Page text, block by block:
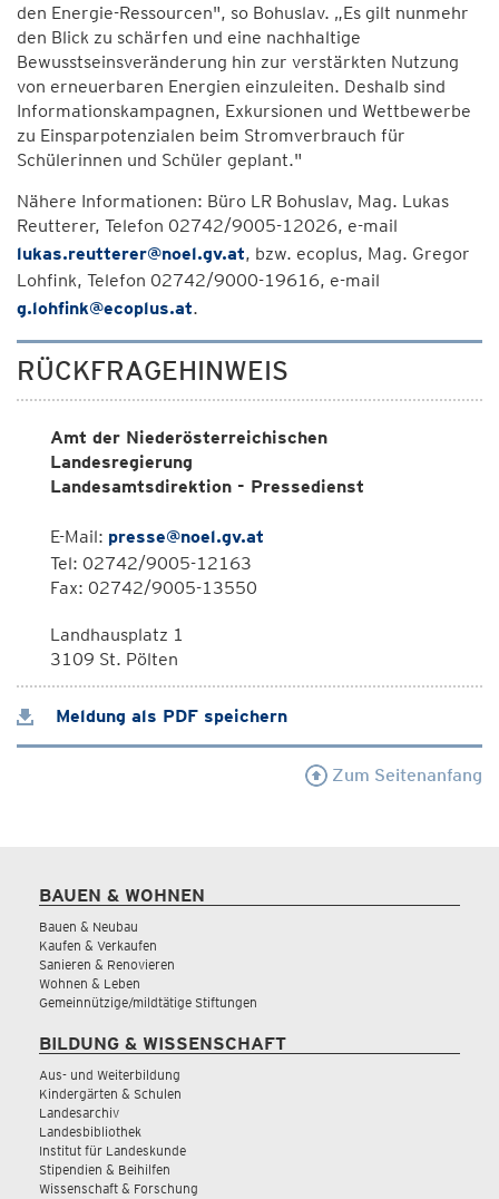
den Energie-Ressourcen", so Bohuslav. „Es gilt nunmehr
den Blick zu schärfen und eine nachhaltige
Bewusstseinsveränderung hin zur verstärkten Nutzung
von erneuerbaren Energien einzuleiten. Deshalb sind
Informationskampagnen, Exkursionen und Wettbewerbe
zu Einsparpotenzialen beim Stromverbrauch für
Schülerinnen und Schüler geplant."
Nähere Informationen: Büro LR Bohuslav, Mag. Lukas
Reutterer, Telefon 02742/9005-12026, e-mail
lukas.reutterer@noel.gv.at, bzw. ecoplus, Mag. Gregor
Lohfink, Telefon 02742/9000-19616, e-mail
g.lohfink@ecoplus.at.
RÜCKFRAGEHINWEIS
Amt der Niederösterreichischen
Landesregierung
Landesamtsdirektion - Pressedienst
E-Mail: presse@noel.gv.at
Tel: 02742/9005-12163
Fax: 02742/9005-13550
Landhausplatz 1
3109 St. Pölten
Meldung als PDF speichern
Zum Seitenanfang
BAUEN & WOHNEN
Bauen & Neubau
Kaufen & Verkaufen
Sanieren & Renovieren
Wohnen & Leben
Gemeinnützige/mildtätige Stiftungen
BILDUNG & WISSENSCHAFT
Aus- und Weiterbildung
Kindergärten & Schulen
Landesarchiv
Landesbibliothek
Institut für Landeskunde
Stipendien & Beihilfen
Wissenschaft & Forschung